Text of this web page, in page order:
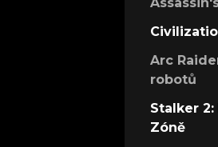
Arc
robotů
Stalker
Zóně